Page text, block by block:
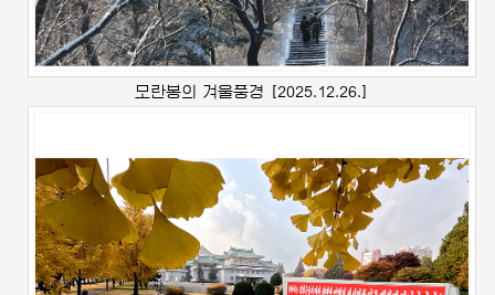
모란봉의 겨울풍경 [2025.12.26.]